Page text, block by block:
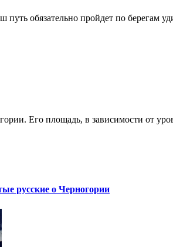
обязательно пройдет по берегам
Его площадь, в зависимости от
русские о Черногории